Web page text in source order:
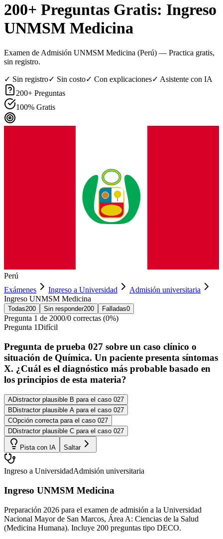
200+ Preguntas Gratis: Ingreso
UNMSM Medicina
Examen de Admisión UNMSM Medicina (Perú) — Practica gratis,
sin registro.
✓ Sin registro✓ Sin costo✓ Con explicaciones✓ Asistente con IA
200+ Preguntas
100% Gratis
Perú
Exámenes
Ingreso a Universidad
Admisión universitaria
Ingreso UNMSM Medicina
Todas200 Sin responder200 Falladas0
Pregunta 1 de 2000/0 correctas (0%)
Pregunta 1Difícil
Pregunta de prueba 027 sobre un caso clínico o
situación de Química. Un paciente presenta síntomas
X. ¿Cuál es el diagnóstico más probable basado en
los principios de esta materia?
ADistractor plausible B para el caso 027
B Distractor plausible A para el caso 027
COpción correcta para el caso 027
DDistractor plausible C para el caso 027
Pista con IA Saltar
Ingreso a UniversidadAdmisión universitaria
Ingreso UNMSM Medicina
Preparación 2026 para el examen de admisión a la Universidad
Nacional Mayor de San Marcos, Área A: Ciencias de la Salud
(Medicina Humana). Incluye 200 preguntas tipo DECO.